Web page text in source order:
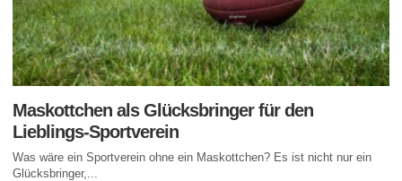
Maskottchen als Glücksbringer für den
Lieblings-Sportverein
Was wäre ein Sportverein ohne ein Maskottchen? Es ist nicht nur ein
Glücksbringer,...